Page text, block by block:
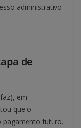
administrativo
de
em
que o
pagamento futuro.